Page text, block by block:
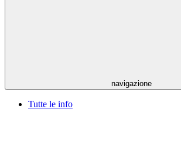
navigazione
Tutte le info